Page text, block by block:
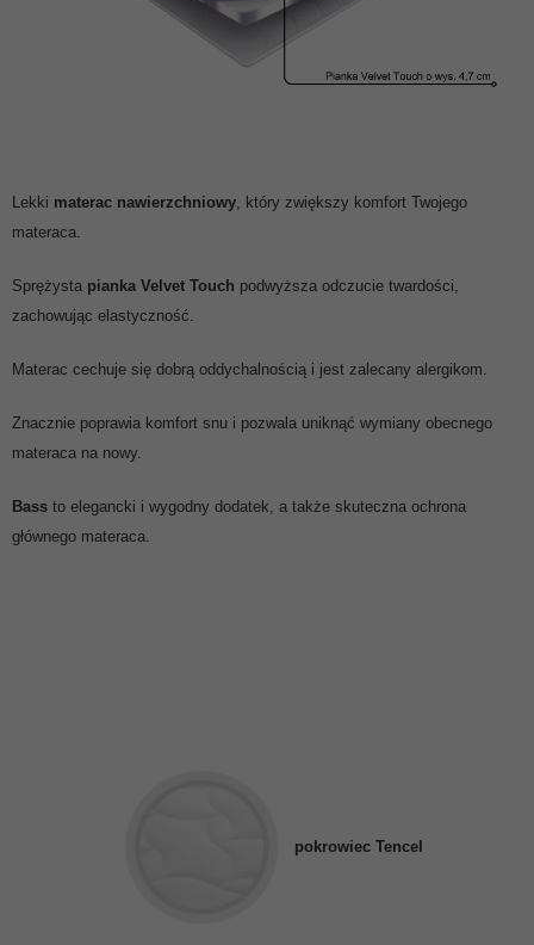
Lekki materac nawierzchniowy , który zwiększy komfort Twojego
materaca.
Sprężysta pianka Velvet Touch podwyższa odczucie twardości,
zachowując elastyczność.
Materac cechuje się dobrą oddychalnością i jest zalecany alergikom.
Znacznie poprawia komfort snu i pozwala uniknąć wymiany obecnego
materaca na nowy.
Bass to elegancki i wygodny dodatek, a także skuteczna ochrona
głównego materaca.
pokrowiec Tencel